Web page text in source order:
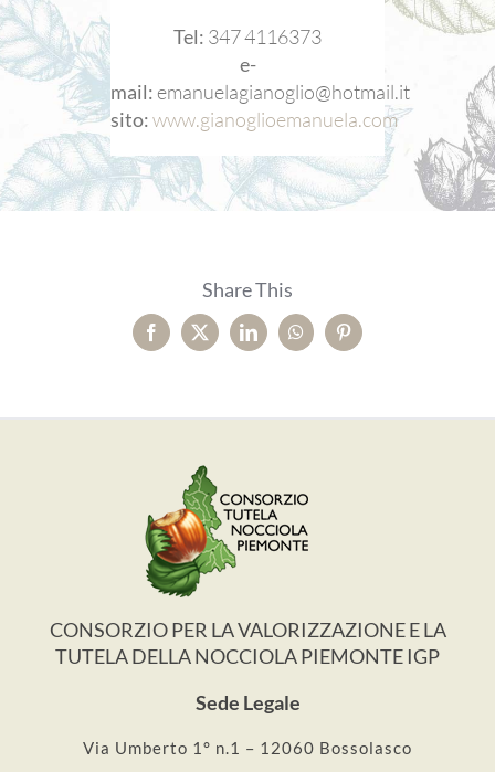
Tel: 347 4116373
e-
mail:emanuelagianoglio@hotmail.it
sito:www.gianoglioemanuela.com
Share This
Facebook
X LinkedInWhatsAppPinterest
CONSORZIO PER LA VALORIZZAZIONE E LA
TUTELA DELLA NOCCIOLA PIEMONTE IGP
Sede Legale
Via Umberto 1° n.1 – 12060 Bossolasco